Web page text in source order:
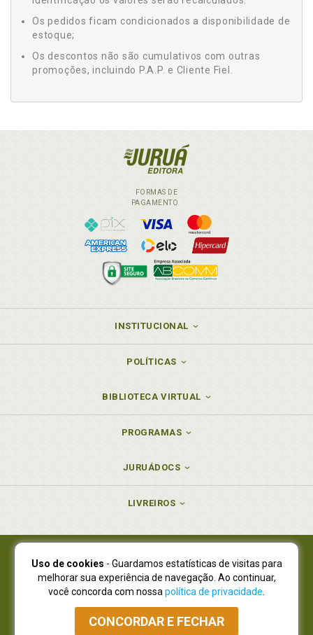
Os pedidos ficam condicionados a disponibilidade de
estoque;
Os descontos não são cumulativos com outras
promoções, incluindo P.A.P. e Cliente Fiel.
FORMAS DE
PAGAMENTO
INSTITUCIONAL
POLÍTICAS
BIBLIOTECA VIRTUAL
PROGRAMAS
JURUÁDOCS
LIVREIROS
Juruá Editora Ltda., CNPJ 77.535.508/0001-19
Juruá Informática Ltda., CNPJ 01.701.561/0001-80
NOVO ENDEREÇO:R. Flávio Dallegrave, 7665, São Lourenço |
Curitiba - Paraná - CEP 82210-310
Atendimento: (41) 4009-3900|Vendas Atacado: (41) 4009-3939
Uso de cookies - Guardamos estatísticas de visitas para
melhorar sua experiência de navegação. Ao continuar,
você concorda com nossa política de privacidade
CONCORDAR E FECHAR